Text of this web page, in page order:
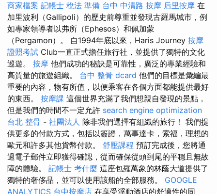
商家檔案 記帳士 稅法 準備 台中 中清路 按摩 后里按摩 在
加里波利（Gallipoli）的歷史前尊重並發現古羅馬城市，例
如專家領導者以弗所（Ephesos）和佩加蒙
（Pergamon）。 自1994年底以來，Haris Journey 按摩
證照考試 Club一直正式擔任旅行社，並提供了獨特的文化
巡遊。 按摩 他們成功的秘訣是可靠性，廣泛的專業經驗和
高質量的旅遊組織。 台中 整骨 dcard 他們的目標是彙編最
重要的內容，物有所值，以便乘客在各個方面都能提供最好
的東西。 按摩課 這個世界充滿了我們想親自發現的景點，
但是我們的時間不一定允許 search engine optimization
台北 整骨 - 社團法人 除非我們選擇有組織的旅行！ 我們提
供更多的付款方式，包括以簽證，萬事達卡，索福，理想的
歐元和許多其他貨幣付款。 舒壓課程 預訂完成後，您將通
過電子郵件立即獲得確認，從而確保從頭到尾的平穩且無故
障的體驗。 記帳士 考什麼 這座包羅萬象的林蔭大道提供了
獨特的奢侈品，並可以使用該船的全部服務。 GOOGLE
ANALYTICS 台中按摩店 在享受浮動酒店的舒適性的同